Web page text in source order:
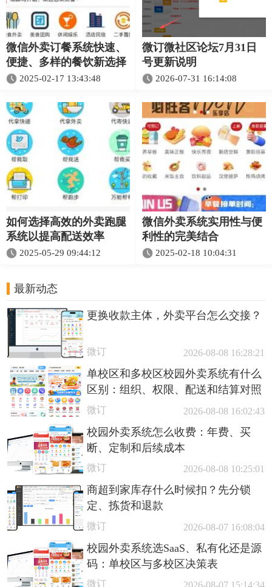
微信外卖订餐系统快速、
便捷、多样的餐饮新选择
2025-02-17 13:43:48
微订微社区论坛7月31日
号更新说明
2026-07-31 16:14:08
如何选择高效的外卖跑腿
系统以提高配送效率
2025-05-29 09:44:12
微信外卖系统实用性与便
利性的完美结合
2025-02-18 10:04:31
最新动态
更换收款主体，外卖平台怎么交接？
微订 2026-08-08 16:28:21
单校区和多校区校园外卖系统有什么
区别：组织、权限、配送和结算对照
微订 2026-08-08 16:02:43
校园外卖系统怎么收费：年费、买
断、定制和后续成本
微订 2026-08-08 10:25:01
商超到家库存什么时候扣？先分锁
定、拣货和退款
微订 2026-08-07 16:08:04
校园外卖系统选SaaS、私有化还是源
码：单校区与多校区决策表
微订